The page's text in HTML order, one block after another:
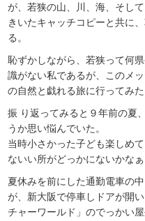
が、若狭の山、川、海、そし
きいたキャッチコピーと共に
る。
恥ずかしながら、若狭って何
識がない私であるが、このメ
の自然と戯れる旅に行ってみた
振 り返ってみると９年前の夏
うか思い悩んでいた。
当時小さかった子ども楽しめ
ないい所がどっかにないかなぁ
夏休みを前にした通勤電車の
が、新大阪で停車しドアが開
チャーワールド」のでっかい